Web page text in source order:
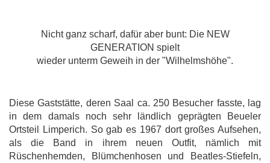
Nicht ganz scharf, dafür aber bunt: Die NEW
GENERATION spielt
wieder unterm Geweih in der "Wilhelmshöhe".
Diese Gaststätte, deren Saal ca. 250 Besucher fasste, lag
in dem damals noch sehr ländlich geprägten Beueler
Ortsteil Limperich. So gab es 1967 dort großes Aufsehen,
als die Band in ihrem neuen Outfit, nämlich mit
Rüschenhemden, Blümchenhosen und Beatles-Stiefeln,